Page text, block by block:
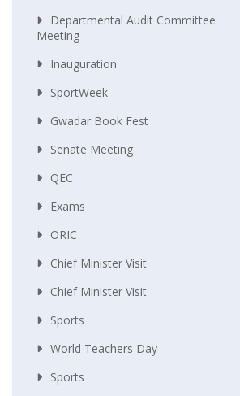
Departmental Audit Committee
Meeting
Inauguration
SportWeek
Gwadar Book Fest
Senate Meeting
QEC
Exams
ORIC
Chief Minister Visit
Chief Minister Visit
Sports
World Teachers Day
Sports